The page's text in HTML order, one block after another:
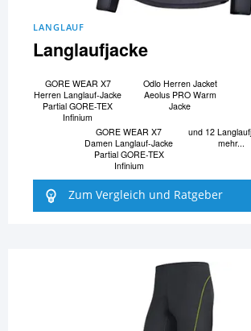
LANGLAUF
Langlaufjacke
GORE WEAR X7
Herren Langlauf-Jacke
Partial GORE-TEX
Infinium
Odlo Herren Jacket
Aeolus PRO Warm
Jacke
GORE WEAR X7
Damen Langlauf-Jacke
Partial GORE-TEX
Infinium
und 12
mehr...
Zum Vergleich und Ratgeber